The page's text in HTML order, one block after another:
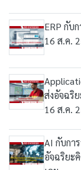
ERP กับ
16 ส.ค.
ส่งอัจฉริ
16 ส.ค.
AI กับกา
อัจฉริยะ